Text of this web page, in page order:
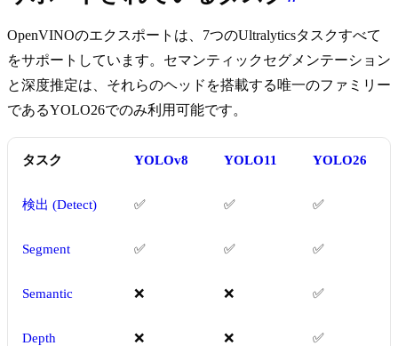
OpenVINOのエクスポートは、7つのUltralyticsタスクすべて
をサポートしています。セマンティックセグメンテーション
と深度推定は、それらのヘッドを搭載する唯一のファミリー
であるYOLO26でのみ利用可能です。
タスク YOLOv8 YOLO11 YOLO26
検出 (Detect) ✅ ✅ ✅
Segment ✅ ✅ ✅
Semantic ❌ ❌ ✅
Depth ❌ ❌ ✅